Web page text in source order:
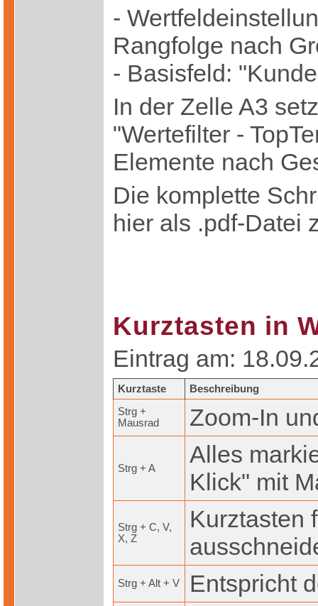
-
Rangfolge nach
- Basisfeld:
In der Zelle A3
"Wertefilter -
Elemente nach
Die komplette
hier als .pdf-Datei
Kurztasten in
Eintrag am:
Kurztaste
Beschreibung
Strg +
Mausrad
Zoom-In
Strg + A
Alles
Klick" mit
Strg + C, V,
X, Z
Kurztasten
Strg + Alt + V Entspricht